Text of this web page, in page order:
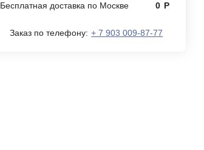
Бесплатная доставка по Москве
0 Р
Заказ по телефону: + 7 903 009-87-77